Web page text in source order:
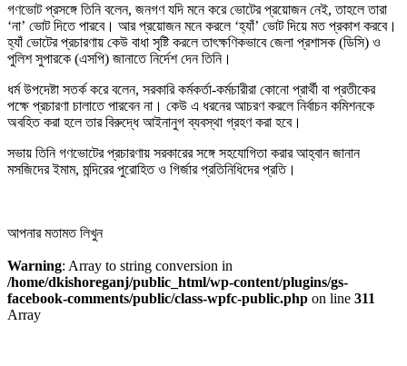
গণভোট প্রসঙ্গে তিনি বলেন, জনগণ যদি মনে করে ভোটের প্রয়োজন নেই, তাহলে তারা
‘না’ ভোট দিতে পারবে। আর প্রয়োজন মনে করলে ‘হ্যাঁ’ ভোট দিয়ে মত প্রকাশ করবে।
হ্যাঁ ভোটের প্রচারণায় কেউ বাধা সৃষ্টি করলে তাৎক্ষণিকভাবে জেলা প্রশাসক (ডিসি) ও
পুলিশ সুপারকে (এসপি) জানাতে নির্দেশ দেন তিনি।
ধর্ম উপদেষ্টা সতর্ক করে বলেন, সরকারি কর্মকর্তা-কর্মচারীরা কোনো প্রার্থী বা প্রতীকের
পক্ষে প্রচারণা চালাতে পারবেন না। কেউ এ ধরনের আচরণ করলে নির্বাচন কমিশনকে
অবহিত করা হলে তার বিরুদ্ধে আইনানুগ ব্যবস্থা গ্রহণ করা হবে।
সভায় তিনি গণভোটের প্রচারণায় সরকারের সঙ্গে সহযোগিতা করার আহ্বান জানান
মসজিদের ইমাম, মন্দিরের পুরোহিত ও গির্জার প্রতিনিধিদের প্রতি।
আপনার মতামত লিখুন
Warning: Array to string conversion in
/home/dkishoreganj/public_html/wp-content/plugins/gs-
facebook-comments/public/class-wpfc-public.php on line 311
Array